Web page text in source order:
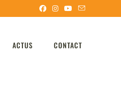
ACTUS CONTACT